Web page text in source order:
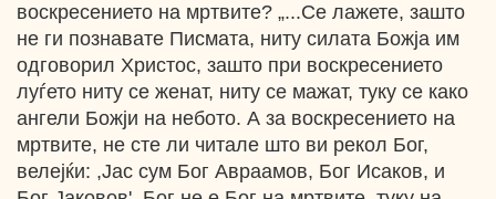
воскресението на мртвите? „...Се лажете, зашто
не ги познавате Писмата, ниту силата Божја им
одговорил Христос, зашто при воскресението
луѓето ниту се женат, ниту се мажат, туку се како
ангели Божји на небото. А за воскресението на
мртвите, не сте ли читале што ви рекол Бог,
велејќи: ,Јас сум Бог Авраамов, Бог Исаков, и